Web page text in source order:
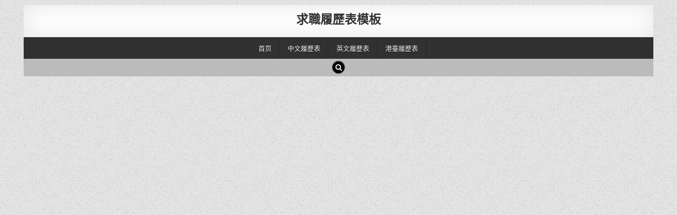
求職履歷表模板
首页 中文履歷表 英文履歷表 港臺履歷表